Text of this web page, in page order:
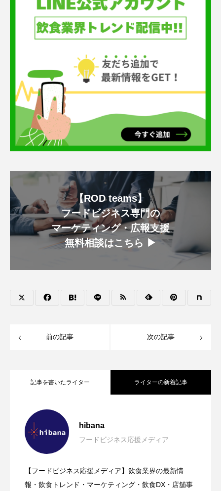
【ROD teams】
フードビジネス専門の
マーケティング・広報支援
無料相談はこちら ▶︎
前の記事 次の記事
記事を書いたライター ライターの新着記事
hibana
フードビジネス応援メディア
【フードビジネス応援メディア】飲食業界の最新情
報・飲食トレンド・マーケティング・飲食DX・店舖事
2026.08.09
ら開催
2026.08.09
ーケティング・広報・デザイン】サービ
2026.08.08 【hibana｜飲食ニュース最新（8/8更